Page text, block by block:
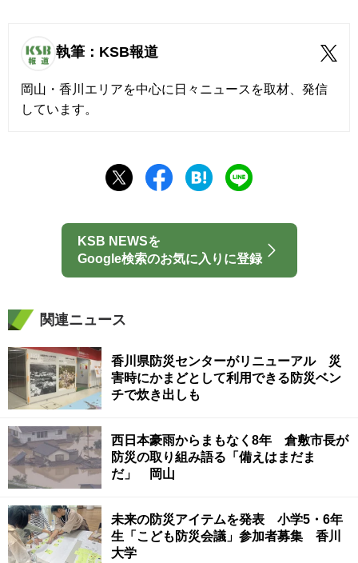
執筆：KSB報道
岡山・香川エリアを中心に日々ニュースを取材、発信
しています。
KSB NEWSを
Google検索のお気に入りに登録
関連ニュース
香川県防災センターがリニューアル 災
害時にかまどとして利用できる防災ベン
チで炊き出しも
西日本豪雨からまもなく8年 倉敷市長が
防災の取り組み語る「備えはまだま
だ」 岡山
未来の防災アイテムを発表 小学5・6年
生「こども防災会議」参加者募集 香川
大学